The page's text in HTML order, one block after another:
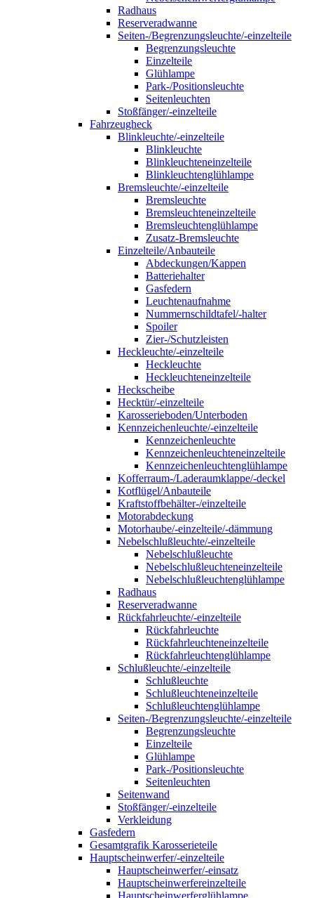
Radhaus
Reserveradwanne
Seiten-/Begrenzungsleuchte/-einzelteile
Begrenzungsleuchte
Einzelteile
Glühlampe
Park-/Positionsleuchte
Seitenleuchten
Stoßfänger/-einzelteile
Fahrzeugheck
Blinkleuchte/-einzelteile
Blinkleuchte
Blinkleuchteneinzelteile
Blinkleuchtenglühlampe
Bremsleuchte/-einzelteile
Bremsleuchte
Bremsleuchteneinzelteile
Bremsleuchtenglühlampe
Zusatz-Bremsleuchte
Einzelteile/Anbauteile
Abdeckungen/Kappen
Batteriehalter
Gasfedern
Leuchtenaufnahme
Nummernschildtafel/-halter
Spoiler
Zier-/Schutzleisten
Heckleuchte/-einzelteile
Heckleuchte
Heckleuchteneinzelteile
Heckscheibe
Hecktür/-einzelteile
Karosserieboden/Unterboden
Kennzeichenleuchte/-einzelteile
Kennzeichenleuchte
Kennzeichenleuchteneinzelteile
Kennzeichenleuchtenglühlampe
Kofferraum-/Laderaumklappe/-deckel
Kotflügel/Anbauteile
Kraftstoffbehälter-/einzelteile
Motorabdeckung
Motorhaube/-einzelteile/-dämmung
Nebelschlußleuchte/-einzelteile
Nebelschlußleuchte
Nebelschlußleuchteneinzelteile
Nebelschlußleuchtenglühlampe
Radhaus
Reserveradwanne
Rückfahrleuchte/-einzelteile
Rückfahrleuchte
Rückfahrleuchteneinzelteile
Rückfahrleuchtenglühlampe
Schlußleuchte/-einzelteile
Schlußleuchte
Schlußleuchteneinzelteile
Schlußleuchtenglühlampe
Seiten-/Begrenzungsleuchte/-einzelteile
Begrenzungsleuchte
Einzelteile
Glühlampe
Park-/Positionsleuchte
Seitenleuchten
Seitenwand
Stoßfänger/-einzelteile
Verkleidung
Gasfedern
Gesamtgrafik Karosserieteile
Hauptscheinwerfer/-einzelteile
Hauptscheinwerfer/-einsatz
Hauptscheinwerfereinzelteile
Hauptscheinwerferglühlampe